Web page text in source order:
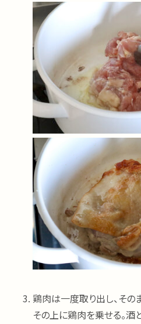
鶏肉は一度取り出し、その
その上に鶏肉を乗せる。酒